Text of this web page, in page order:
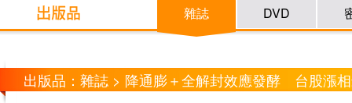
雜誌 DVD
出版品：雜誌 > 降通膨＋全解封效應發酵 台股漲